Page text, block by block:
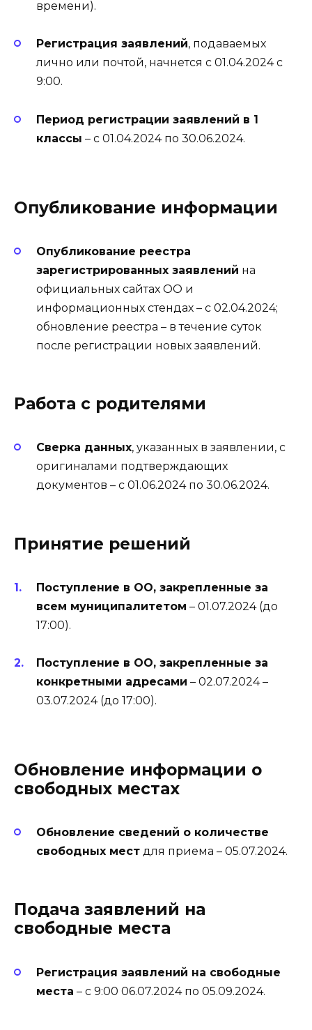
времени).
Регистрация заявлений, подаваемых
лично или почтой, начнется с 01.04.2024 с
9:00.
Период регистрации заявлений в 1
классы – с 01.04.2024 по 30.06.2024.
Опубликование информации
Опубликование реестра
зарегистрированных заявлений на
официальных сайтах ОО и
информационных стендах – с 02.04.2024;
обновление реестра – в течение суток
после регистрации новых заявлений.
Работа с родителями
Сверка данных, указанных в заявлении, с
оригиналами подтверждающих
документов – с 01.06.2024 по 30.06.2024.
Принятие решений
Поступление в ОО, закрепленные за
всем муниципалитетом – 01.07.2024 (до
17:00).
Поступление в ОО, закрепленные за
конкретными адресами – 02.07.2024 –
03.07.2024 (до 17:00).
Обновление информации о
свободных местах
Обновление сведений о количестве
свободных мест для приема – 05.07.2024.
Подача заявлений на
свободные места
Регистрация заявлений на свободные
места – с 9:00 06.07.2024 по 05.09.2024.